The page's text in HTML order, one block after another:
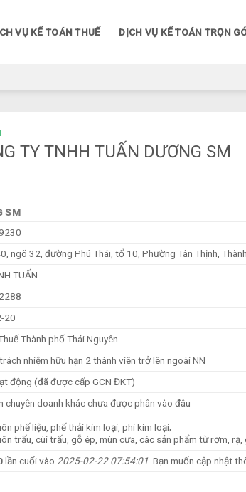
VỤ KẾ TOÁN THUẾ DỊCH VỤ KẾ TOÁN TRỌN
TY TNHH TUẤN DƯƠNG SM
SM
ngõ 32, đường Phú Thái, tổ 10, Phường Tân Thịnh,
TUẤN
20
Thành phố Thái Nguyên
nhiệm hữu hạn 2 thành viên trở lên ngoài NN
động (đã được cấp GCN ĐKT)
chuyên doanh khác chưa được phân vào đâu
phế liệu, phế thải kim loại, phi kim loại;
trấu, cùi trấu, gỗ ép, mùn cưa, các sản phẩm từ rơm, rạ,
lần cuối vào 2025-02-22 07:54:01. Bạn muốn cập nhật